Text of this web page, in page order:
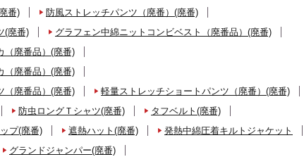
番)
防風ストレッチパンツ（廃番）(廃番)
(廃番)
グラフェン中綿ニットコンビベスト（廃番品）(廃番)
（廃番品）(廃番)
（廃番品）(廃番)
（廃番品）(廃番)
軽量ストレッチショートパンツ（廃番）(廃番)
防虫ロングＴシャツ(廃番)
タフベルト(廃番)
プ(廃番) 遮熱ハット(廃番)
発熱中綿圧着キルトジャケット
グランドジャンパー(廃番)